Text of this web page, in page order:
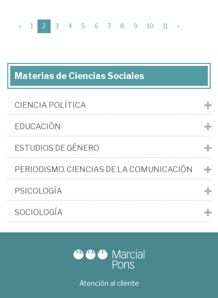
« 1 2 (current)
3 4 5 6 7 8 9 10 11 »
Materias de Ciencias Sociales
CIENCIA POLÍTICA
EDUCACIÓN
ESTUDIOS DE GÉNERO
PERIODISMO. CIENCIAS DE LA COMUNICACIÓN
PSICOLOGÍA
SOCIOLOGÍA
Atención al cliente